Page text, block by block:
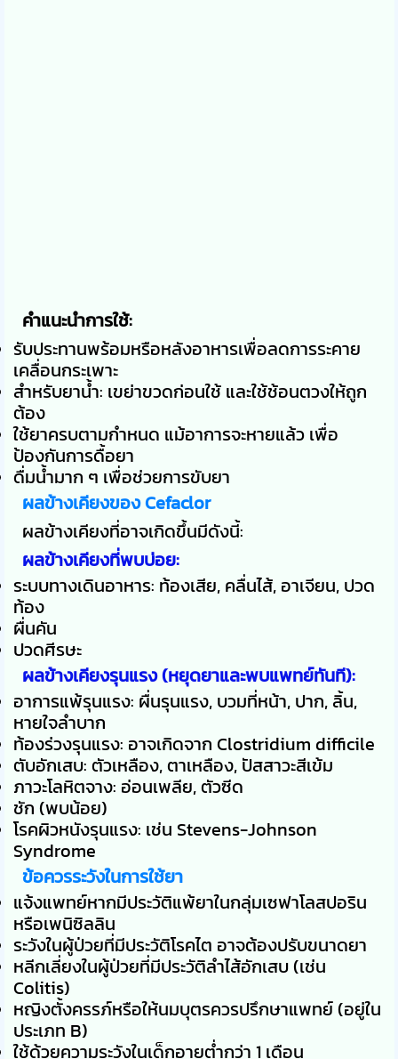
คำแนะนำการใช้:
รับประทานพร้อมหรือหลังอาหารเพื่อลดการระคาย
เคลื่อนกระเพาะ
สำหรับยาน้ำ: เขย่าขวดก่อนใช้ และใช้ช้อนตวงให้ถูก
ต้อง
ใช้ยาครบตามกำหนด แม้อาการจะหายแล้ว เพื่อ
ป้องกันการดื้อยา
ดื่มน้ำมาก ๆ เพื่อช่วยการขับยา
ผลข้างเคียงของ Cefaclor
ผลข้างเคียงที่อาจเกิดขึ้นมีดังนี้:
ผลข้างเคียงที่พบบ่อย:
ระบบทางเดินอาหาร: ท้องเสีย, คลื่นไส้, อาเจียน, ปวด
ท้อง
ผื่นคัน
ปวดศีรษะ
ผลข้างเคียงรุนแรง (หยุดยาและพบแพทย์ทันที):
อาการแพ้รุนแรง: ผื่นรุนแรง, บวมที่หน้า, ปาก, ลิ้น,
หายใจลำบาก
ท้องร่วงรุนแรง: อาจเกิดจาก Clostridium difficile
ตับอักเสบ: ตัวเหลือง, ตาเหลือง, ปัสสาวะสีเข้ม
ภาวะโลหิตจาง: อ่อนเพลีย, ตัวซีด
ชัก (พบน้อย)
โรคผิวหนังรุนแรง: เช่น Stevens-Johnson
Syndrome
ข้อควรระวังในการใช้ยา
แจ้งแพทย์หากมีประวัติแพ้ยาในกลุ่มเซฟาโลสปอริน
หรือเพนิซิลลิน
ระวังในผู้ป่วยที่มีประวัติโรคไต อาจต้องปรับขนาดยา
หลีกเลี่ยงในผู้ป่วยที่มีประวัติลำไส้อักเสบ (เช่น
Colitis)
หญิงตั้งครรภ์หรือให้นมบุตรควรปรึกษาแพทย์ (อยู่ใน
ประเภท B)
ใช้ด้วยความระวังในเด็กอายุต่ำกว่า 1 เดือน